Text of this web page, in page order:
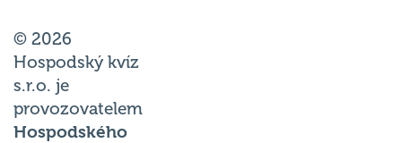
© 2026
Hospodský kvíz
s.r.o. je
provozovatelem
Hospodského